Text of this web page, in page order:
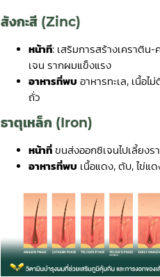
สังกะสี (Zinc)
หน้าที: เสริมการสร้างเคราติน-
เจน รากผมแข็งแรง
อาหารที่พบ อาหารทะเล, เนื้อไ
ถั่ว
ธาตุเหล็ก (Iron)
หน้าที่ ขนส่งออกซิเจนไปเลี้ยงร
อาหารที่พบ เนื้อแดง, ตับ, ไข่แ